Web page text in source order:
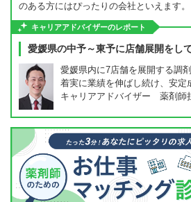
のある方にはぴったりの会社といえます。
キャリアアドバイザーのレポート
愛媛県の中予～東予に店舗展開をし
愛媛県内に7店舗を展開する調
着実に業績を伸ばし続け、安定
キャリアアドバイザー 薬剤師